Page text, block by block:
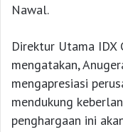
Nawal.
Direktur Utama IDX
mengatakan,
mengapresiasi
mendukung
penghargaan ini